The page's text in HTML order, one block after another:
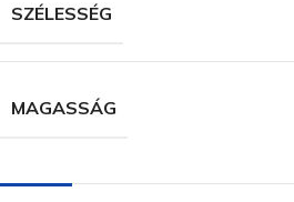
SZÉLESSÉG
MAGASSÁG